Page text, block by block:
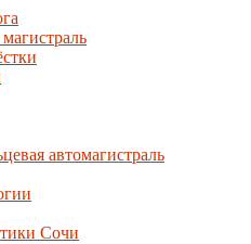
автомагистраль
Сочи